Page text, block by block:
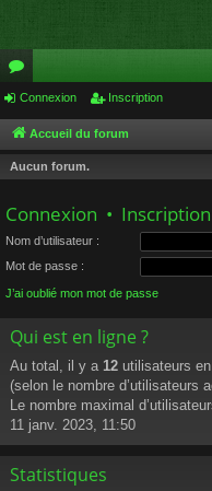
or
u
m
Connexion Inscription
Accueil du forum
Aucun forum.
Connexion • Inscription
Nom d’utilisateur :
Mot de passe :
J’ai oublié mon mot de passe
Qui est en ligne ?
Au total, il y a 12 utilisateurs
(selon le nombre d’utilisateurs
Le nombre maximal
11 janv. 2023, 11:50
Statistiques